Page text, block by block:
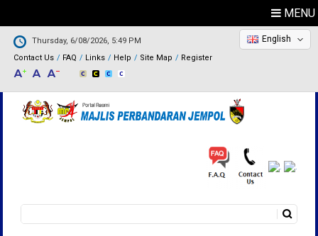
MENU
Thursday, 6/08/2026, 5:49 PM
Contact Us
FAQ Links Help Site Map Register
English
Search form